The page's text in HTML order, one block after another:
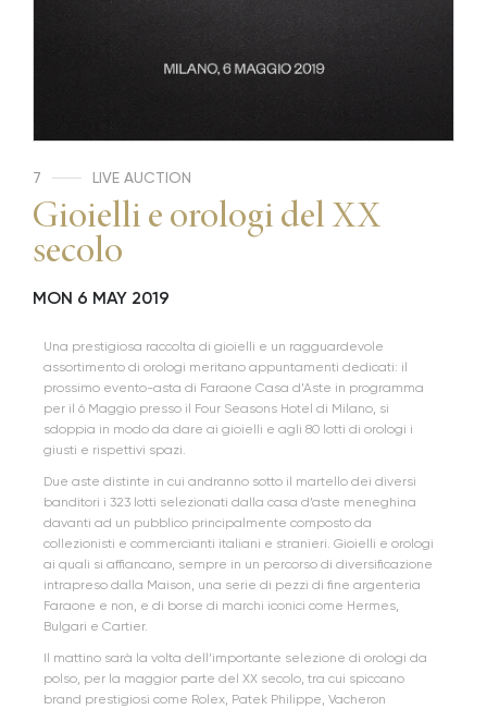
7 LIVE AUCTION
Gioielli e orologi del XX
secolo
MON 6 MAY 2019
Una prestigiosa raccolta di gioielli e un ragguardevole
assortimento di orologi meritano appuntamenti dedicati: il
prossimo evento-asta di Faraone Casa d’Aste in programma
per il 6 Maggio presso il Four Seasons Hotel di Milano, si
sdoppia in modo da dare ai gioielli e agli 80 lotti di orologi i
giusti e rispettivi spazi.
Due aste distinte in cui andranno sotto il martello dei diversi
banditori i 323 lotti selezionati dalla casa d’aste meneghina
davanti ad un pubblico principalmente composto da
collezionisti e commercianti italiani e stranieri. Gioielli e orologi
ai quali si affiancano, sempre in un percorso di diversificazione
intrapreso dalla Maison, una serie di pezzi di fine argenteria
Faraone e non, e di borse di marchi iconici come Hermes,
Bulgari e Cartier.
Il mattino sarà la volta dell’importante selezione di orologi da
polso, per la maggior parte del XX secolo, tra cui spiccano
brand prestigiosi come Rolex, Patek Philippe, Vacheron